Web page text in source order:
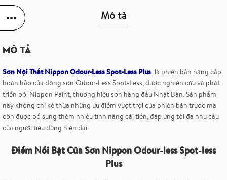
Mô tả
Mô tả
Sơn Nội Thất Nippon Odour-Less Spot-Less Plus: là phiên bản nâng cấp
hoàn hảo của dòng sơn Odour-Less Spot-Less, được nghiên cứu và phát
triển bởi Nippon Paint, thương hiệu sơn hàng đầu Nhật Bản. Sản phẩm
này không chỉ kế thừa những ưu điểm vượt trội của phiên bản trước mà
còn được bổ sung thêm nhiều tính năng cải tiến, đáp ứng tối đa nhu cầu
của người tiêu dùng hiện đại.
Điểm Nổi Bật Của Sơn Nippon Odour-less Spot-less
Plus